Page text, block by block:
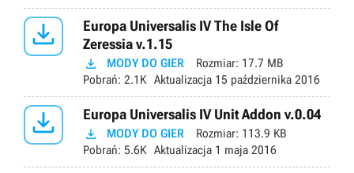

Europa Universalis IV The Isle Of
Zeressia v.1.15
 MODY DO GIER Rozmiar: 17.7 MB
Pobrań: 2.1K Aktualizacja 15 października 2016
 Europa Universalis IV Unit Addon v.0.04
 MODY DO GIER Rozmiar: 113.9 KB
Pobrań: 5.6K Aktualizacja 1 maja 2016